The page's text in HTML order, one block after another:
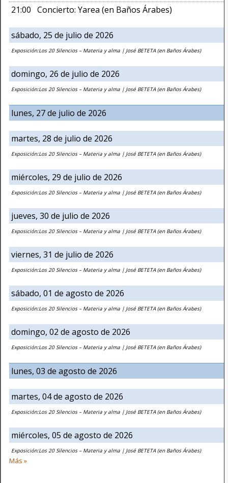
21:00 Concierto: Yarea (en Baños Árabes)
sábado, 25 de julio de 2026
Exposición:Los 20 Silencios – Materia y alma | José BETETA (en Baños Árabes)
domingo, 26 de julio de 2026
Exposición:Los 20 Silencios – Materia y alma | José BETETA (en Baños Árabes)
lunes, 27 de julio de 2026
martes, 28 de julio de 2026
Exposición:Los 20 Silencios – Materia y alma | José BETETA (en Baños Árabes)
miércoles, 29 de julio de 2026
Exposición:Los 20 Silencios – Materia y alma | José BETETA (en Baños Árabes)
jueves, 30 de julio de 2026
Exposición:Los 20 Silencios – Materia y alma | José BETETA (en Baños Árabes)
viernes, 31 de julio de 2026
Exposición:Los 20 Silencios – Materia y alma | José BETETA (en Baños Árabes)
sábado, 01 de agosto de 2026
Exposición:Los 20 Silencios – Materia y alma | José BETETA (en Baños Árabes)
domingo, 02 de agosto de 2026
Exposición:Los 20 Silencios – Materia y alma | José BETETA (en Baños Árabes)
lunes, 03 de agosto de 2026
martes, 04 de agosto de 2026
Exposición:Los 20 Silencios – Materia y alma | José BETETA (en Baños Árabes)
miércoles, 05 de agosto de 2026
Exposición:Los 20 Silencios – Materia y alma | José BETETA (en Baños Árabes)
Más »